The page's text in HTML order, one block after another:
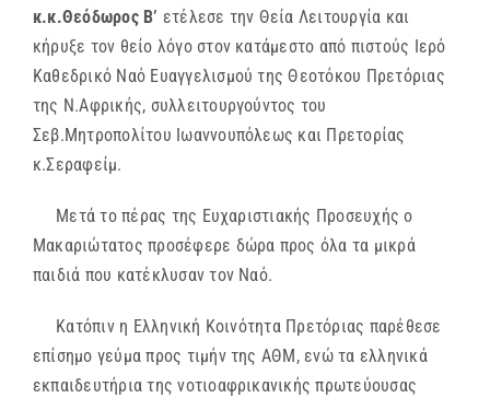
κ.κ.Θεόδωρος Β’ ετέλεσε την Θεία Λειτουργία και
κήρυξε τον θείο λόγο στον κατάμεστο από πιστούς Ιερό
Καθεδρικό Ναό Ευαγγελισμού της Θεοτόκου Πρετόριας
της Ν.Αφρικής, συλλειτουργούντος του
Σεβ.Μητροπολίτου Ιωαννουπόλεως και Πρετορίας
κ.Σεραφείμ.
Μετά το πέρας της Ευχαριστιακής Προσευχής ο
Μακαριώτατος προσέφερε δώρα προς όλα τα μικρά
παιδιά που κατέκλυσαν τον Ναό.
Κατόπιν η Ελληνική Κοινότητα Πρετόριας παρέθεσε
επίσημο γεύμα προς τιμήν της ΑΘΜ, ενώ τα ελληνικά
εκπαιδευτήρια της νοτιοαφρικανικής πρωτεύουσας